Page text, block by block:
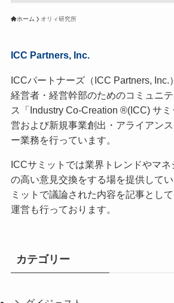
ホーム オリィ研究所
ICC Partners, Inc.
ICCパートナーズ（ICC Partners, Inc.
経営者・経営幹部のためのコミュニ
ス「Industry Co-Creation ®(ICC) サ
営および新規事業創出・アライアン
ー業務を行っています。
ICCサミットでは業界トレンドやマ
の高い意見交換をする場を提供して
ミットで議論された内容を記事とし
運営も行っております。
カテゴリー